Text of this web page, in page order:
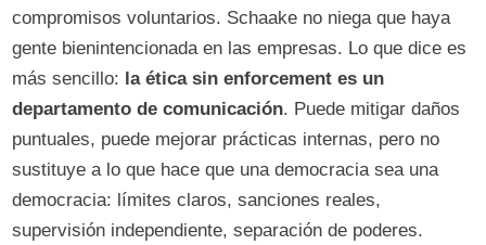
compromisos voluntarios. Schaake no niega que haya
gente bienintencionada en las empresas. Lo que dice es
más sencillo: la ética sin enforcement es un
departamento de comunicación. Puede mitigar daños
puntuales, puede mejorar prácticas internas, pero no
sustituye a lo que hace que una democracia sea una
democracia: límites claros, sanciones reales,
supervisión independiente, separación de poderes.